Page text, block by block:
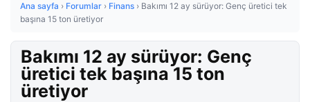
Ana sayfa › Forumlar › Finans › Bakımı 12 ay sürüyor: Genç üretici tek
başına 15 ton üretiyor
Bakımı 12 ay sürüyor: Genç
üretici tek başına 15 ton
üretiyor